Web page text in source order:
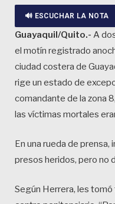
🔊 ESCUCHAR LA NOTA
Guayaquil/Quito.- A
el motín registrado
ciudad costera de
rige un estado de
comandante de la zona
las víctimas mortales
En una rueda de prensa,
presos heridos, pero no
Según Herrera, les